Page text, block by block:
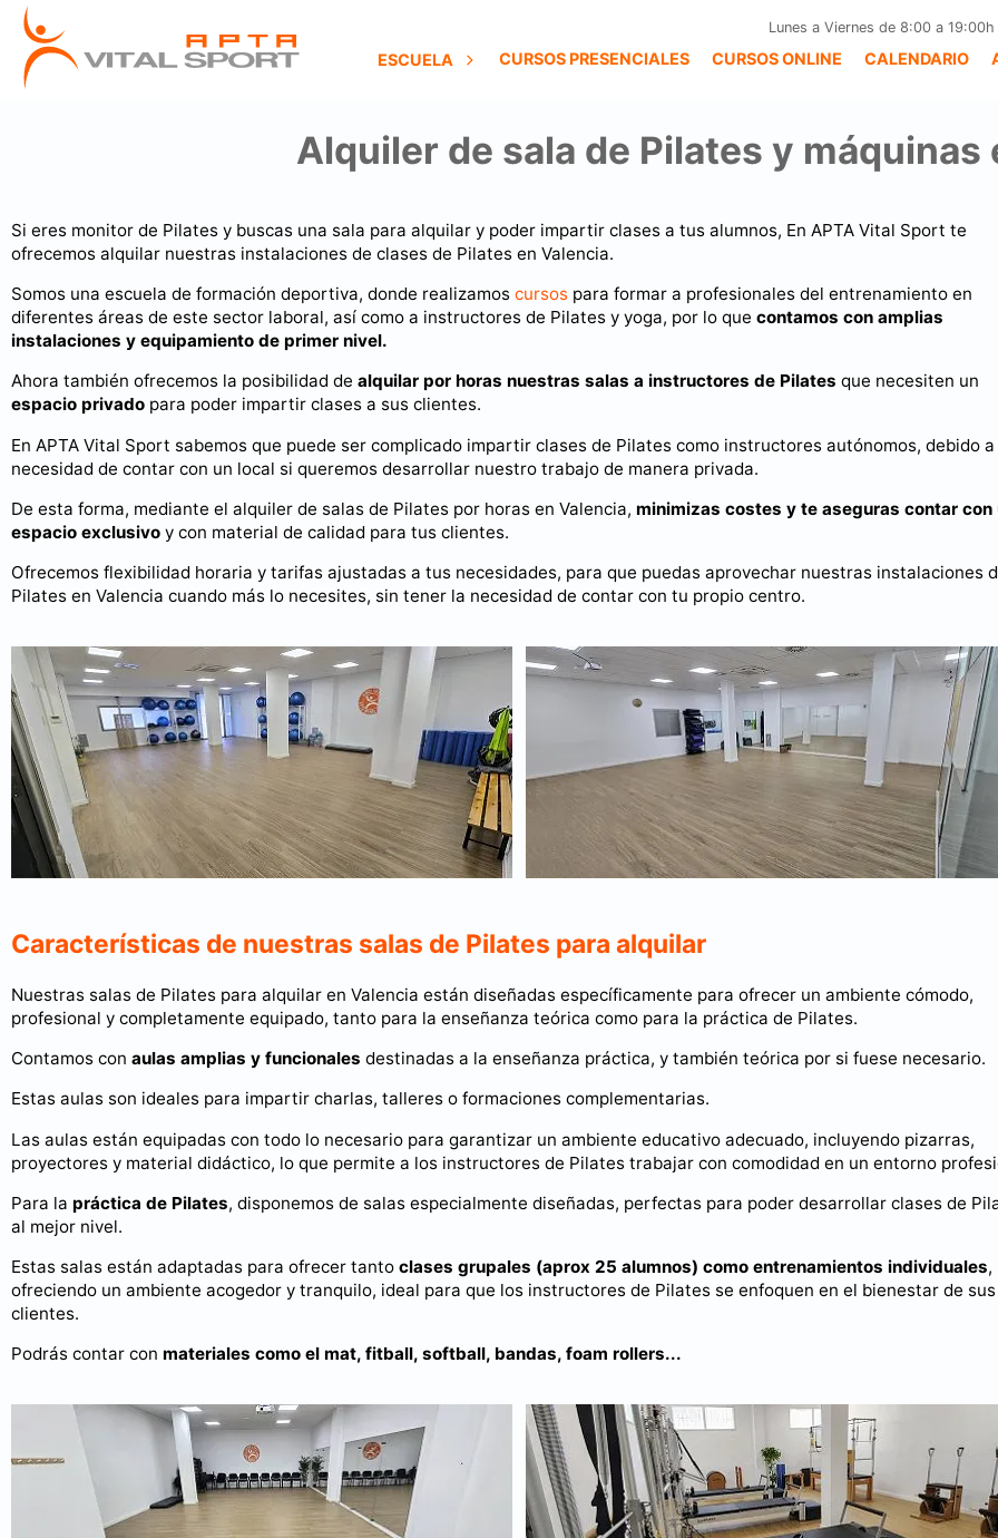
Lunes a Viernes de 8:00 a 19:00h
ESCUELA CURSOS PRESENCIALES CURSOS ONLINE CALENDARIO
Alquiler de sala de Pilates y máquinas
Si eres monitor de Pilates y buscas una sala para alquilar y poder impartir clases a tus alumnos, En APTA Vital Sport te
ofrecemos alquilar nuestras instalaciones de clases de Pilates en Valencia.
Somos una escuela de formación deportiva, donde realizamos cursos para formar a profesionales del entrenamiento en
diferentes áreas de este sector laboral, así como a instructores de Pilates y yoga, por lo que contamos con amplias
instalaciones y equipamiento de primer nivel.
Ahora también ofrecemos la posibilidad de alquilar por horas nuestras salas a instructores de Pilates que necesiten un
espacio privado para poder impartir clases a sus clientes.
En APTA Vital Sport sabemos que puede ser complicado impartir clases de Pilates como instructores autónomos, debido
necesidad de contar con un local si queremos desarrollar nuestro trabajo de manera privada.
De esta forma, mediante el alquiler de salas de Pilates por horas en Valencia, minimizas costes y te aseguras contar con
espacio exclusivo y con material de calidad para tus clientes.
Ofrecemos flexibilidad horaria y tarifas ajustadas a tus necesidades, para que puedas aprovechar nuestras instalaciones
Pilates en Valencia cuando más lo necesites, sin tener la necesidad de contar con tu propio centro.
Características de nuestras salas de Pilates para alquilar
Nuestras salas de Pilates para alquilar en Valencia están diseñadas específicamente para ofrecer un ambiente cómodo,
profesional y completamente equipado, tanto para la enseñanza teórica como para la práctica de Pilates.
Contamos con aulas amplias y funcionales destinadas a la enseñanza práctica, y también teórica por si fuese necesario.
Estas aulas son ideales para impartir charlas, talleres o formaciones complementarias.
Las aulas están equipadas con todo lo necesario para garantizar un ambiente educativo adecuado, incluyendo pizarras,
proyectores y material didáctico, lo que permite a los instructores de Pilates trabajar con comodidad en un entorno
Para la práctica de Pilates, disponemos de salas especialmente diseñadas, perfectas para poder desarrollar clases de
al mejor nivel.
Estas salas están adaptadas para ofrecer tanto clases grupales (aprox 25 alumnos) como entrenamientos individuales,
ofreciendo un ambiente acogedor y tranquilo, ideal para que los instructores de Pilates se enfoquen en el bienestar de sus
clientes.
Podrás contar con materiales como el mat, fitball, softball, bandas, foam rollers...